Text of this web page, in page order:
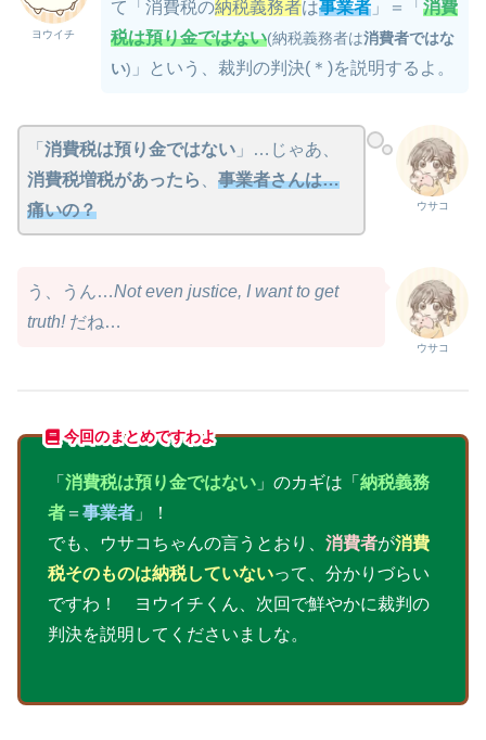
ヨウイチ
て「消費税の納税義務者は事業者」＝「 消費
税は預り金ではない(納税義務者は消費者ではな
い) 」という、裁判の判決(＊)を説明するよ。
ウサコ
「 消費税は預り金ではない 」…じゃあ、
消費税増税があったら
事業者さんは…
痛いの？
ウサコ
う、うん…Not even justice, I want to get
truth!だね…
今回のまとめですわよ
「 消費税は預り金ではない」のカギは「 納税義務
者＝ 事業者」！
でも、ウサコちゃんの言うとおり、 消費者が消費
税そのものは納税していないって、分かりづらい
ですわ！ ヨウイチくん、次回で鮮やかに裁判の
判決を説明してくださいましな。